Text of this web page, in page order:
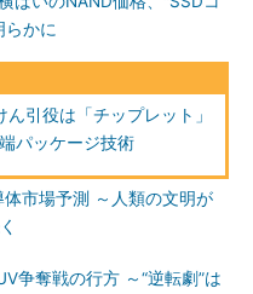
らかに
引役は「チップレット」
パッケージ技術
市場予測 ～人類の文明が
争奪戦の行方 ～“逆転劇”は